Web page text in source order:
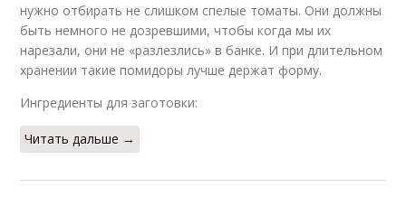
нужно отбирать не слишком спелые томаты. Они должны
быть немного не дозревшими, чтобы когда мы их
нарезали, они не «разлезлись» в банке. И при длительном
хранении такие помидоры лучше держат форму.
Ингредиенты для заготовки:
Читать дальше →